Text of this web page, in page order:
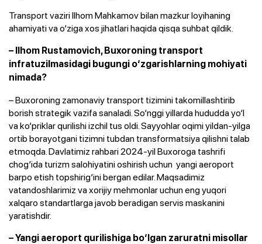
Transport vaziri Ilhom Mahkamov bilan mazkur loyihaning
ahamiyati va o‘ziga xos jihatlari haqida qisqa suhbat qildik.
– Ilhom Rustamovich, Buxoroning transport
infratuzilmasidagi bugungi o‘zgarishlarning mohiyati
nimada?
– Buxoroning zamonaviy transport tizimini takomillashtirib
borish strategik vazifa sanaladi. So‘nggi yillarda hududda yo‘l
va ko‘priklar qurilishi izchil tus oldi. Sayyohlar oqimi yildan-yilga
ortib borayotgani tizimni tubdan transformatsiya qilishni talab
etmoqda. Davlatimiz rahbari 2024-yil Buxoroga tashrifi
chog‘ida turizm salohiyatini oshirish uchun yangi aeroport
barpo etish topshirig‘ini bergan edilar. Maqsadimiz
vatandoshlarimiz va xorijiy mehmonlar uchun eng yuqori
xalqaro standartlarga javob beradigan servis maskanini
yaratishdir.
– Yangi aeroport qurilishiga bo‘lgan zaruratni misollar